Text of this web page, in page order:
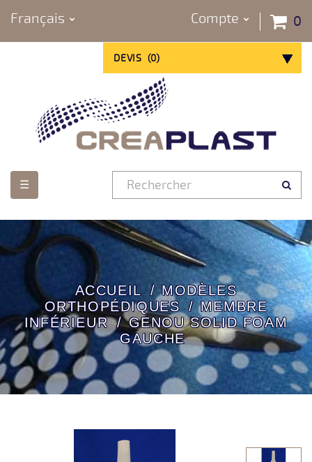
Français 0
Compte
DEVIS (0)
Basculer
☰
ACCUEIL
MODÈLES
ORTHOPÉDIQUES
MEMBRE
INFÉRIEUR
GENOU SOLID FOAM
GAUCHE